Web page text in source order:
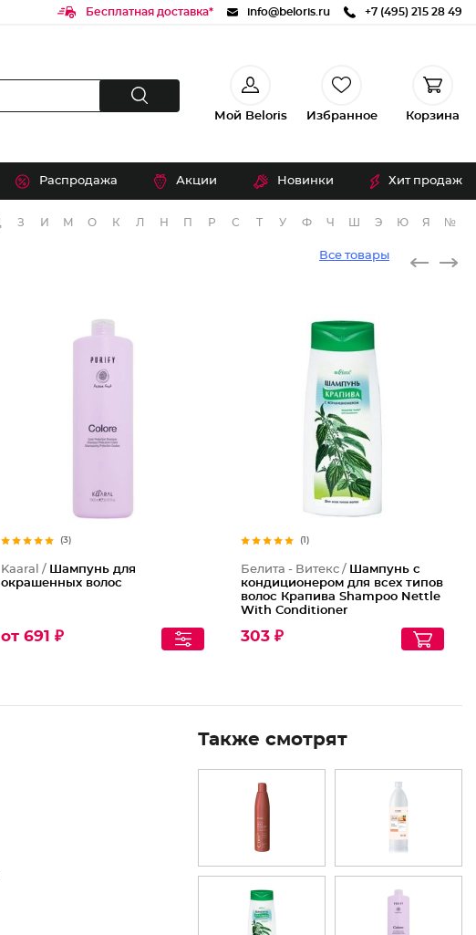
Бесплатная доставка* info@beloris.ru +7 (495) 215 28 49
Мой Beloris Избранное Корзина
Распродажа Акции Новинки Хит продаж
З И М О К Л Н П Р С Т У Ф Ч Э Ю Я №
Все товары
(3)
Kaaral / Шампунь для
окрашенных волос
от 691 ₽
(1)
Белита - Витекс / Шампунь с
кондиционером для всех типов
волос Крапива Shampoo Nettle
With Conditioner
303 ₽
Также смотрят